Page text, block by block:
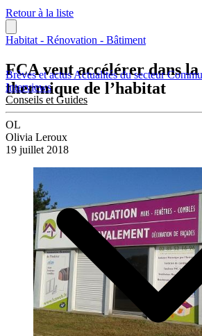
Brèves et actusActualités du secteur
Interviews
Conseils et Guides
Retour à la liste
Habitat - Rénovation - Bâtiment
FCA veut accélérer dans
thermique de l’habitat
OL
Olivia Leroux
19 juillet 2018